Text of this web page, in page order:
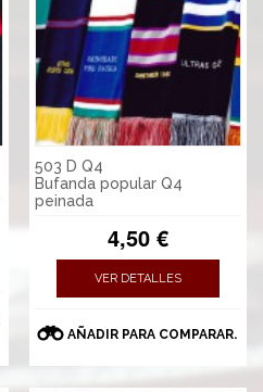
503 D Q4
Bufanda popular Q4
peinada
4,50 €
VER DETALLES
AÑADIR PARA COMPARAR.